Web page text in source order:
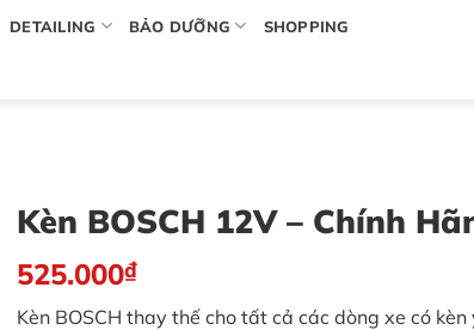
DETAILING BẢO DƯỠNG SHOPPING
Kèn BOSCH 12V – Chính
525.000₫
Kèn BOSCH thay thế cho tất cả các dòng xe có kèn